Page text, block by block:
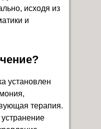
исходя из
и
установлен
терапия.